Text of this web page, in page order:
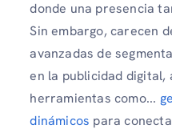
donde una presencia
Sin embargo, carecen
avanzadas de
en la publicidad digital,
herramientas como...
dinámicos para